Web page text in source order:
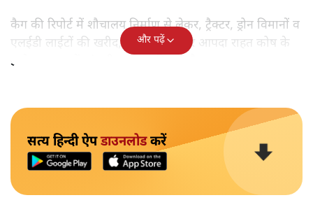
की गयी नियंत्रक महालेखा परीक्षक (कैग) की रिपोर्ट में कुंभ मेले में
हुई बंदरबांट का खुलासा किया गया है।
मामले पर चुप्पी साध रखी है। प्रदेश सरकार ने कुंभ मेले के लिए
2743.60 करोड़ रुपये आवंटित किए थे जिनमें से जुलाई, 2019
तक 2112 करोड़ रुपये खर्च किए गए थे।
कैग की रिपोर्ट में शौचालय निर्माण से लेकर, ट्रैक्टर, ड्रोन विमानों व